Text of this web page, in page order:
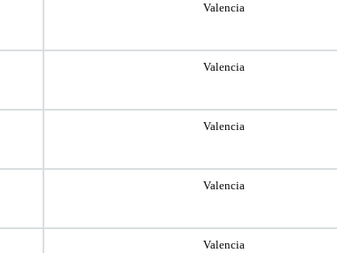
Valencia
Valencia
Valencia
Valencia
Valencia